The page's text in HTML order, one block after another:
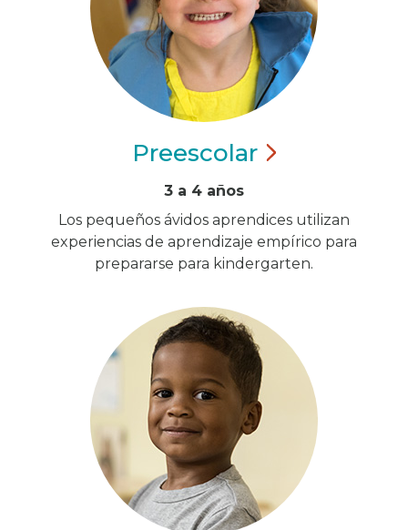
Preescolar
3 a 4 años
Los pequeños ávidos aprendices utilizan
experiencias de aprendizaje empírico para
prepararse para kindergarten.